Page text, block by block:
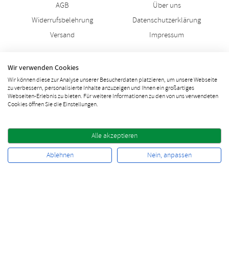
AGB
Widerrufsbelehrung
Versand
Über uns
Datenschutzerklärung
Impressum
Instagram
10% Rabatt sichern
Wir verwenden Cookies
Wir können diese zur Analyse unserer Besucherdaten platzieren, um unsere Webseite
zu verbessern, personalisierte Inhalte anzuzeigen und Ihnen ein großartiges
Webseiten-Erlebnis zu bieten. Für weitere Informationen zu den von uns verwendeten
Cookies öffnen Sie die Einstellungen.
Alle akzeptieren
Ablehnen Nein, anpassen